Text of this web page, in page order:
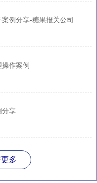
例分享-糖果报关公司
作案例
分享
多